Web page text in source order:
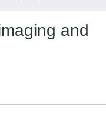
and